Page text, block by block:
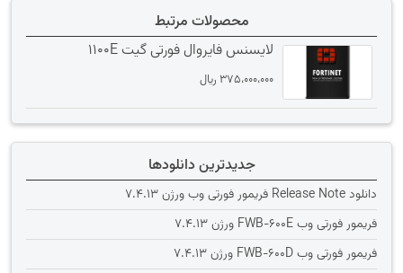
محصولات مرتبط
لایسنس فایروال فورتی گیت 1100E
375،000،000 ﷼
جدیدترین دانلودها
دانلود Release Note فریمور فورتی وب ورژن 7.4.13
فریمور فورتی وب FWB-600E ورژن 7.4.13
فریمور فورتی وب FWB-600D ورژن 7.4.13